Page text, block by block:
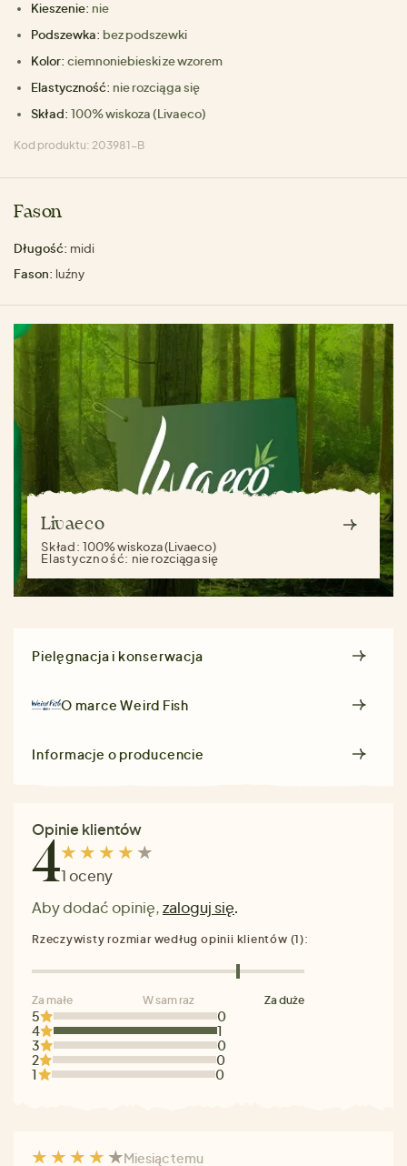
Kieszenie: nie
Podszewka: bez podszewki
Kolor: ciemnoniebieski ze wzorem
Elastyczność: nie rozciąga się
Skład: 100% wiskoza (Livaeco)
Kod produktu: 203981-B
Fason
Długość: midi
Fason: luźny
Livaeco
Skład:100% wiskoza (Livaeco)
Elastyczność: nie rozciąga się
Pielęgnacja i konserwacja
O marceWeird Fish
Informacje o producencie
Opinie klientów
41 oceny
Aby dodać opinię,zaloguj się.
5
0
4
1
3
0
2
0
1
0
Rzeczywisty rozmiar według opinii klientów (1):
Za małe W sam raz Za duże
Miesiąc temu